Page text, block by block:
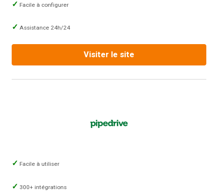
Facile à configurer
Assistance 24h/24
Visiter le site
Facile à utiliser
300+ intégrations